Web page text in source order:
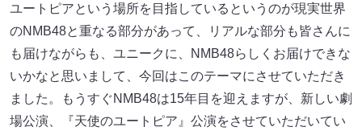
ユートピアという場所を目指しているというのが現実世界
のNMB48と重なる部分があって、リアルな部分も皆さんに
も届けながらも、ユニークに、NMB48らしくお届けできな
いかなと思いまして、今回はこのテーマにさせていただき
ました。もうすぐNMB48は15年目を迎えますが、新しい劇
場公演、『天使のユートピア』公演をさせていただいてい